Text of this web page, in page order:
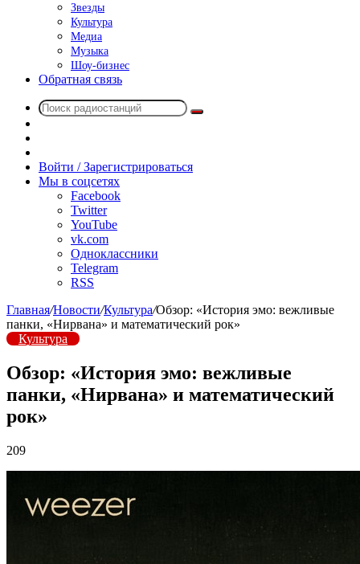
Звезды
Культура
Медиа
Музыка
Шоу-бизнес
Обратная связь
Поиск
радио
Войти / Зарегистрироваться
Мы в соцсетях
Facebook
Twitter
YouTube
vk.com
Одноклассники
Telegram
RSS
Главная/Новости/Культура/Обзор: «История эмо: вежливые
панки, «Нирвана» и математический рок»
Культура
Обзор: «История эмо: вежливые
панки, «Нирвана» и математический
рок»
209